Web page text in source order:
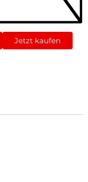
Jetzt kaufen